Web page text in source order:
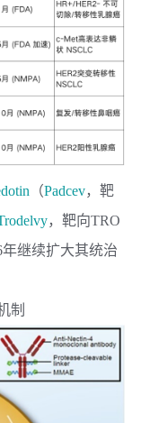
（Padcev，靶
，靶向TRO
继续扩大其统治
制